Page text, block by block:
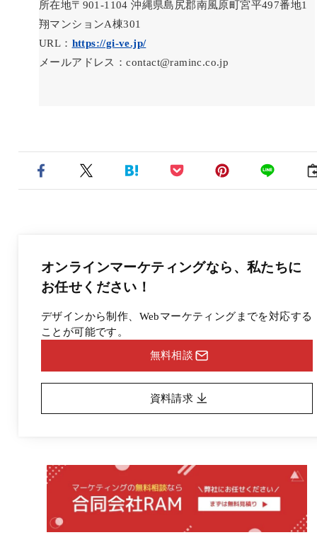
所在地〒901-1104 沖縄県島尻郡南風原町宮平497番地1
翔マンションA棟301
URL： https://gi-ve.jp/
メールアドレス：contact@raminc.co.jp
オンラインマーケティングなら、 私たちに
お任せください！
デザインから制作、Webマーケティングまでを対応する
ことが可能です。
無料相談
資料請求